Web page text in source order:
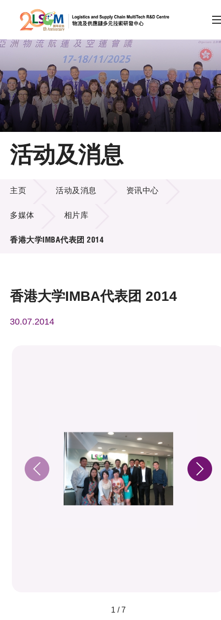
跳到内容（按回车键）
会员登录
A A EN 繁 简
主页
关于LSCM
技术商品化
项目及资助计划
活动及消息
活动及消息
主页 活动及消息 资讯中心
多媒体 相片库
香港大学IMBA代表团 2014
香港大学IMBA代表团 2014
30.07.2014
1 / 7